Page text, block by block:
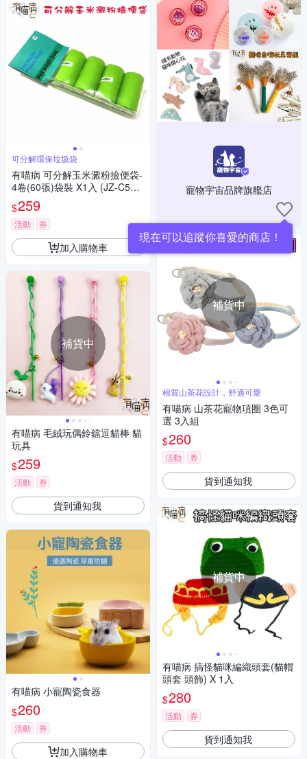
可分解環保垃圾袋
有喵病 可分解玉米澱粉撿便袋-
4卷(60張)袋裝 X1入 (JZ-C531
1)
$259
活動 券
加入購物車
補貨中
有喵病 毛絨玩偶鈴鐺逗貓棒 貓
玩具
$259
活動 券
貨到通知我
有喵病 小寵陶瓷食器
$260
活動 券
加入購物車
寵物宇宙品牌旗艦店
現在可以追蹤你喜愛的商店！
補貨中
棉質山茶花設計，舒適可愛
有喵病 山茶花寵物項圈 3色可
選 3入組
$260
活動 券
貨到通知我
補貨中
有喵病 搞怪貓咪編織頭套(貓帽
頭套 頭飾) X 1入
$280
活動 券
貨到通知我